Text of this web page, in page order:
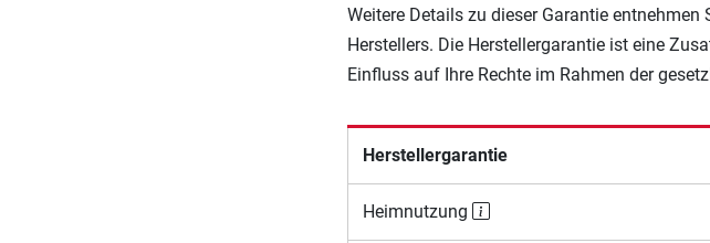
Weitere Details zu dieser Garantie
Herstellers. Die Herstellergarantie ist eine
Einfluss auf Ihre Rechte im Rahmen der
Herstellergarantie
Heimnutzung